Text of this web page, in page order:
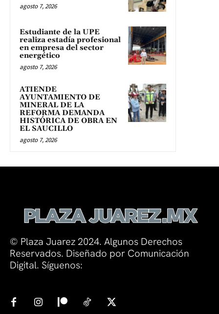
agosto 7, 2026
Estudiante de la UPE
realiza estadía profesional
en empresa del sector
energético
agosto 7, 2026
ATIENDE
AYUNTAMIENTO DE
MINERAL DE LA
REFORMA DEMANDA
HISTÓRICA DE OBRA EN
EL SAUCILLO
agosto 7, 2026
© Plaza Juarez 2024. Algunos Derechos
Reservados. Diseñado por Comunicación
Digital. Síguenos: